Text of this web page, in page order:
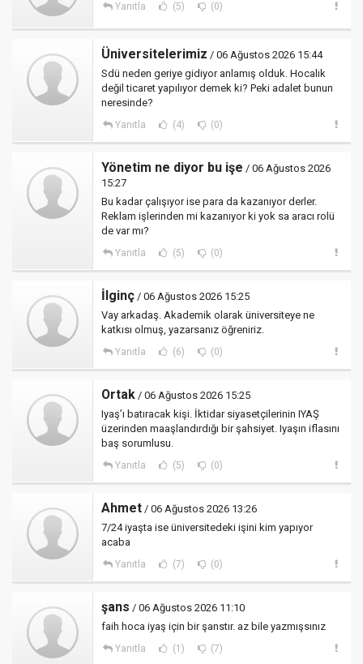
Yanıtla (5) (0)
Üniversitelerimiz / 06 Ağustos 2026 15:44
Sdü neden geriye gidiyor anlamış olduk. Hocalık
değil ticaret yapılıyor demek ki? Peki adalet bunun
neresinde?
Yanıtla (4) (0)
Yönetim ne diyor bu işe / 06 Ağustos 2026
15:27
Bu kadar çalışıyor ise para da kazanıyor derler.
Reklam işlerinden mi kazanıyor ki yok sa aracı rolü
de var mı?
Yanıtla (5) (0)
İlginç / 06 Ağustos 2026 15:25
Vay arkadaş. Akademik olarak üniversiteye ne
katkısı olmuş, yazarsanız öğreniriz.
Yanıtla (6) (0)
Ortak / 06 Ağustos 2026 15:25
Iyaş’ı batıracak kişi. İktidar siyasetçilerinin IYAŞ
üzerinden maaşlandırdığı bir şahsiyet. Iyaşın iflasını
baş sorumlusu.
Yanıtla (5) (0)
Ahmet / 06 Ağustos 2026 13:26
7/24 iyaşta ise üniversitedeki işini kim yapıyor
acaba
Yanıtla (7) (0)
şans / 06 Ağustos 2026 11:10
faih hoca iyaş için bir şanstır. az bile yazmışsınız
Yanıtla (1) (7)